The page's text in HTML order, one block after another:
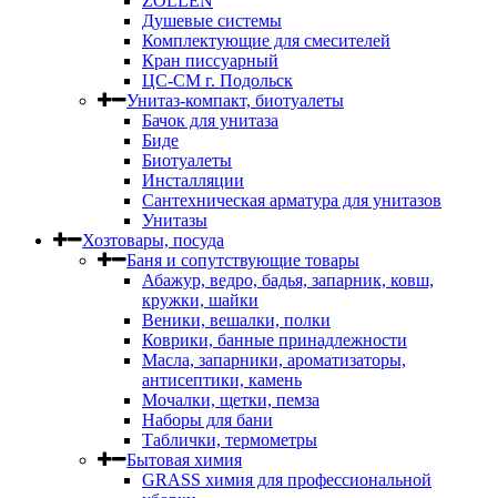
Душевые системы
Комплектующие для смесителей
Кран писсуарный
ЦС-СМ г. Подольск
Унитаз-компакт, биотуалеты
Бачок для унитаза
Биде
Биотуалеты
Инсталляции
Сантехническая арматура для унитазов
Унитазы
Хозтовары, посуда
Баня и сопутствующие товары
Абажур, ведро, бадья, запарник, ковш,
кружки, шайки
Веники, вешалки, полки
Коврики, банные принадлежности
Масла, запарники, ароматизаторы,
антисептики, камень
Мочалки, щетки, пемза
Наборы для бани
Таблички, термометры
Бытовая химия
GRASS химия для профессиональной